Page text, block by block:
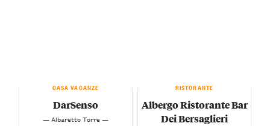
CASA VACANZE
DarSenso
— Albaretto Torre —
RISTORANTE
Albergo Ristorante Bar
Dei Bersaglieri